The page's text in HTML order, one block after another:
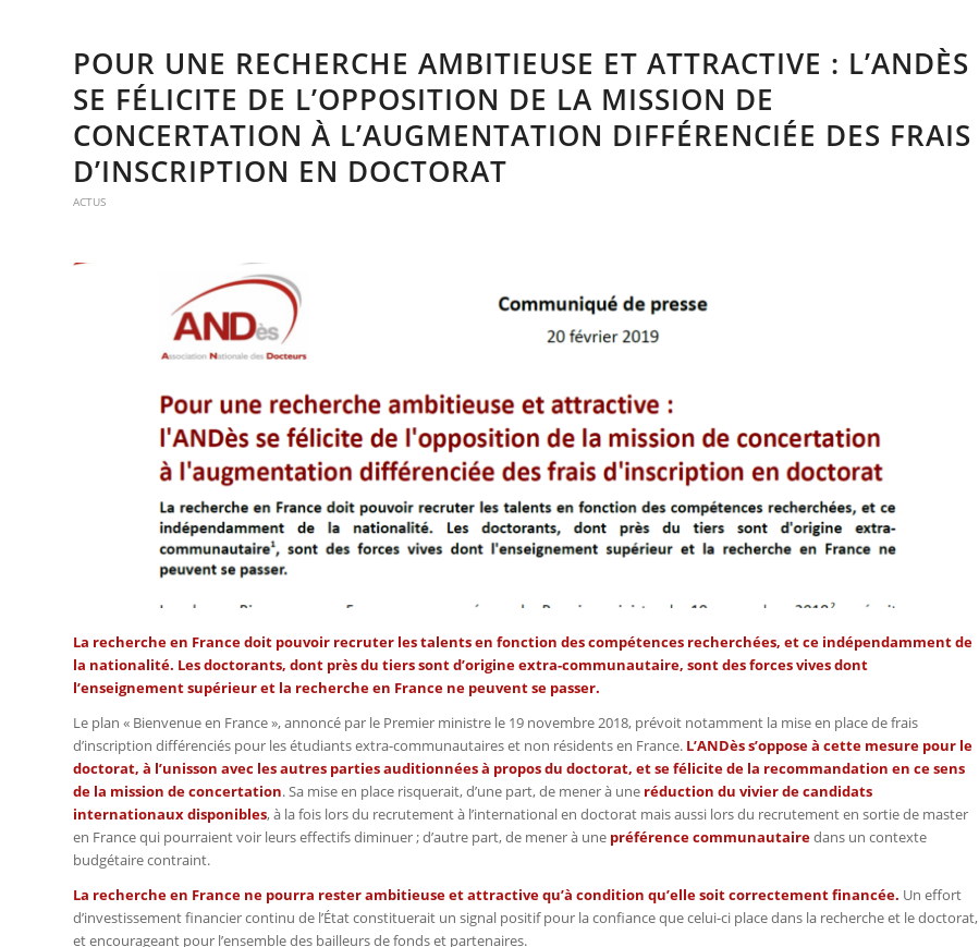
POUR UNE RECHERCHE AMBITIEUSE ET ATTRACTIVE : L’ANDÈS
SE FÉLICITE DE L’OPPOSITION DE LA MISSION DE
CONCERTATION À L’AUGMENTATION DIFFÉRENCIÉE DES FRAIS
D’INSCRIPTION EN DOCTORAT
ACTUS
La recherche en France doit pouvoir recruter les talents en fonction des compétences recherchées, et ce indépendamment de
la nationalité. Les doctorants, dont près du tiers sont d’origine extra-communautaire, sont des forces vives dont
l’enseignement supérieur et la recherche en France ne peuvent se passer.
Le plan « Bienvenue en France », annoncé par le Premier ministre le 19 novembre 2018, prévoit notamment la mise en place de frais
d’inscription différenciés pour les étudiants extra-communautaires et non résidents en France. L’ANDès s’oppose à cette mesure pour le
doctorat, à l’unisson avec les autres parties auditionnées à propos du doctorat, et se félicite de la recommandation en ce sens
de la mission de concertation. Sa mise en place risquerait, d’une part, de mener à une réduction du vivier de candidats
internationaux disponibles, à la fois lors du recrutement à l’international en doctorat mais aussi lors du recrutement en sortie de master
en France qui pourraient voir leurs effectifs diminuer ; d’autre part, de mener à une préférence communautairedans un contexte
budgétaire contraint.
La recherche en France ne pourra rester ambitieuse et attractive qu’à condition qu’elle soit correctement financée. Un effort
d’investissement financier continu de l’État constituerait un signal positif pour la confiance que celui-ci place dans la recherche et le doctorat,
et encourageant pour l’ensemble des bailleurs de fonds et partenaires.